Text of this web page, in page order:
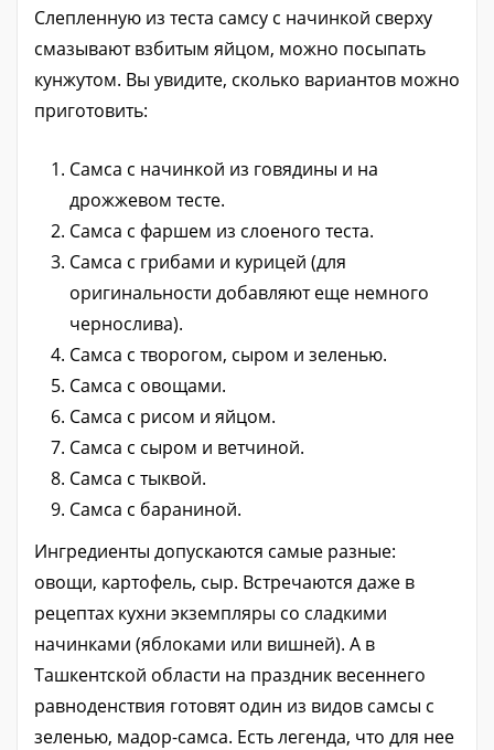
Слепленную из теста самсу с начинкой сверху
смазывают взбитым яйцом, можно посыпать
кунжутом. Вы увидите, сколько вариантов можно
приготовить:
Самса с начинкой из говядины и на
дрожжевом тесте.
Самса с фаршем из слоеного теста.
Самса с грибами и курицей (для
оригинальности добавляют еще немного
чернослива).
Самса с творогом, сыром и зеленью.
Самса с овощами.
Самса с рисом и яйцом.
Самса с сыром и ветчиной.
Самса с тыквой.
Самса с бараниной.
Ингредиенты допускаются самые разные:
овощи, картофель, сыр. Встречаются даже в
рецептах кухни экземпляры со сладкими
начинками (яблоками или вишней). А в
Ташкентской области на праздник весеннего
равноденствия готовят один из видов самсы с
зеленью, мадор-самса. Есть легенда, что для нее